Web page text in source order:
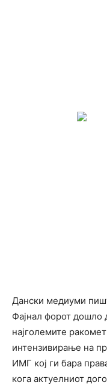
Дански медиуми
Фајнал форот дошло
најголемите
интензивирање на
ИМГ кој ги бара
кога актуелниот